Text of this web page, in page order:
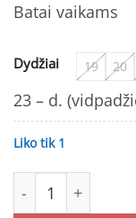
Batai vaikams
Dydžiai 19 20
23 – d.
Liko tik 1
produkto kiekis: